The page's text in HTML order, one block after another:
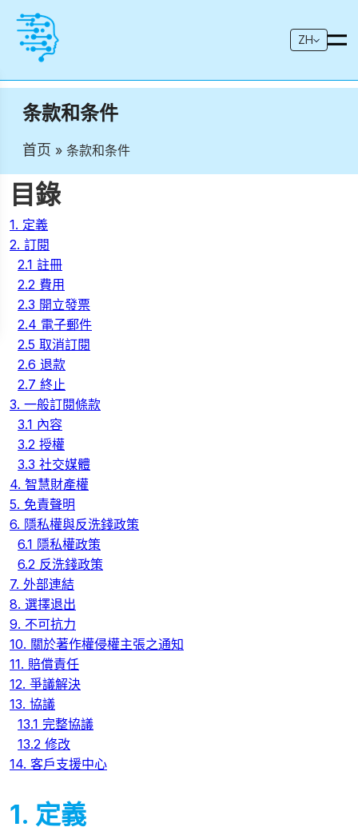
ZH
条款和条件
首页 » 条款和条件
目錄
1. 定義
2. 訂閱
2.1 註冊
2.2 費用
2.3 開立發票
2.4 電子郵件
2.5 取消訂閱
2.6 退款
2.7 終止
3. 一般訂閱條款
3.1 內容
3.2 授權
3.3 社交媒體
4. 智慧財產權
5. 免責聲明
6. 隱私權與反洗錢政策
6.1 隱私權政策
6.2 反洗錢政策
7. 外部連結
8. 選擇退出
9. 不可抗力
10. 關於著作權侵權主張之通知
11. 賠償責任
12. 爭議解決
13. 協議
13.1 完整協議
13.2 修改
14. 客戶支援中心
1. 定義